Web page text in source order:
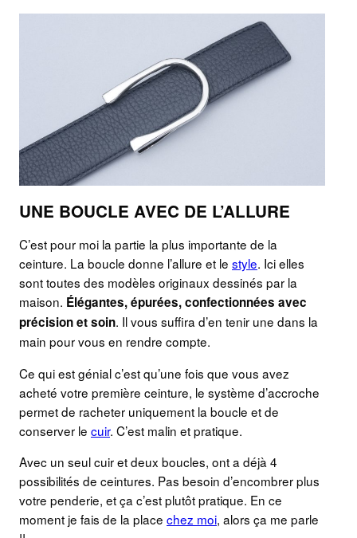
UNE BOUCLE AVEC DE L’ALLURE
C’est pour moi la partie la plus importante de la
ceinture. La boucle donne l’allure et le style. Ici elles
sont toutes des modèles originaux dessinés par la
maison. Élégantes, épurées, confectionnées avec
précision et soin. Il vous suffira d’en tenir une dans la
main pour vous en rendre compte.
Ce qui est génial c’est qu’une fois que vous avez
acheté votre première ceinture, le système d’accroche
permet de racheter uniquement la boucle et de
conserver le cuir. C’est malin et pratique.
Avec un seul cuir et deux boucles, ont a déjà 4
possibilités de ceintures. Pas besoin d’encombrer plus
votre penderie, et ça c’est plutôt pratique. En ce
moment je fais de la place chez moi, alors ça me parle